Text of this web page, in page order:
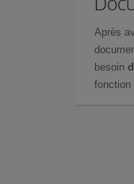
Après
besoin
fonction